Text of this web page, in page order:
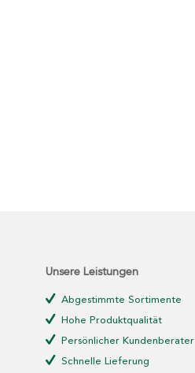
Unsere Leistungen
Abgestimmte Sortimente
Hohe Produktqualität
Persönlicher Kundenberater
Schnelle Lieferung